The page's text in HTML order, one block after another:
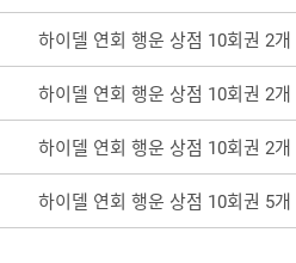
하이델 연회 행운 상점 10회권 2개
하이델 연회 행운 상점 10회권 2개
하이델 연회 행운 상점 10회권 2개
하이델 연회 행운 상점 10회권 5개